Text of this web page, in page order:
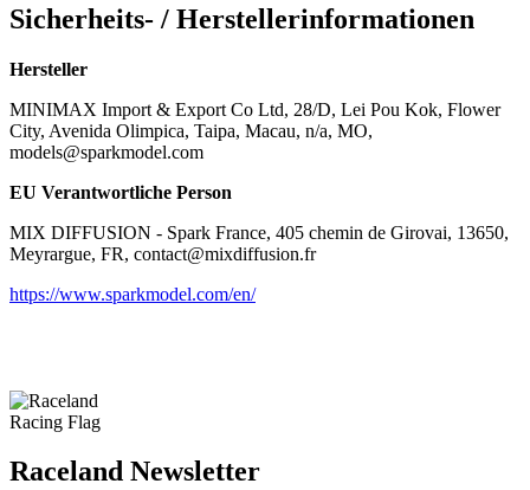
Sicherheits- / Herstellerinformationen
Hersteller
MINIMAX Import & Export Co Ltd, 28/D, Lei Pou Kok, Flower
City, Avenida Olimpica, Taipa, Macau, n/a, MO,
models@sparkmodel.com
EU Verantwortliche Person
MIX DIFFUSION - Spark France, 405 chemin de Girovai, 13650,
Meyrargue, FR, contact@mixdiffusion.fr
https://www.sparkmodel.com/en/
Raceland Newsletter